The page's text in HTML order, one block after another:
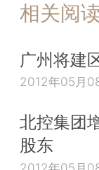
相关阅
广州将建
2012年05月
北控集团
股东